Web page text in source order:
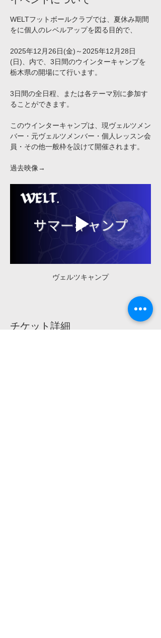
WELTフットボールクラブでは、夏休み期間
をに個人のレベルアップを図る目的で、
2025年12月26日(金)～2025年12月28日
(日)、内で、3日間のウインターキャンプを
栃木県の開場にて行います。
3日間の全日程、または各テーマ別に参加す
ることができます。
​このウインターキャンプは、現ヴェルツメン
バー・元ヴェルツメンバー・個人レッスン会
員・その他一般枠を設けて開催されます。
過去映像→
ヴェルツキャンプ
チケット詳細